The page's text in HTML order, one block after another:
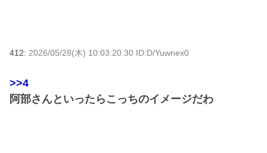
412: 2026/05/28(木) 10:03:20.30 ID:D/Yuwnex0
>>4
阿部さんといったらこっちのイメージだわ